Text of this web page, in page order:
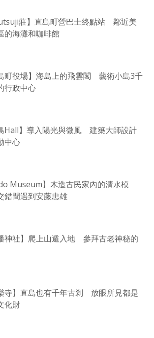
莊】直島町營巴士終點站 鄰近美
的海灘和咖啡館
町役場】海島上的飛雲閣 藝術小島3千
行政中心
Hall】導入陽光與微風 建築大師設計
中心
Museum】木造古民家內的清水模
錯間遇到安藤忠雄
神社】爬上山遁入地 參拜古老神秘的
寺】直島也有千年古剎 放眼所見都是
化財